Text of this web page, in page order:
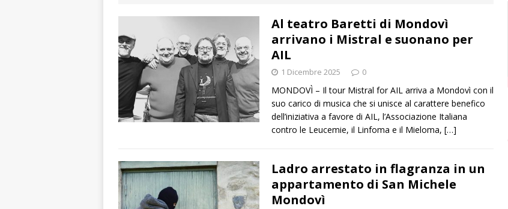
Plauso del questore e dell’Amministrazione comunale alla
Polizia Locale
BRA
[ 7 Agosto 2026 ]
d’artista giganti
LANGHE
[ 6 Agosto 2026 ]
Bra e Boschetto piangono Giuseppe Ambrogio, una vita tra la
terra e la comunità braidese
BRA
rotonda: giovane in ospedale
CRONACA
[ 7 Agosto 2026 ]
Agosto in collina, le pagine da sfogliare ALBA
Al teatro Baretti di Mondovì
arrivano i Mistral e suonano per
AIL
1 Dicembre 2025 0
MONDOVÌ – Il tour Mistral for AIL arriva a Mondovì con il
suo carico di musica che si unisce al carattere benefico
dell’iniziativa a favore di AIL, l’Associazione Italiana
contro le Leucemie, il Linfoma e il Mieloma, […]
Ladro arrestato in flagranza in un
appartamento di San Michele
Mondovì